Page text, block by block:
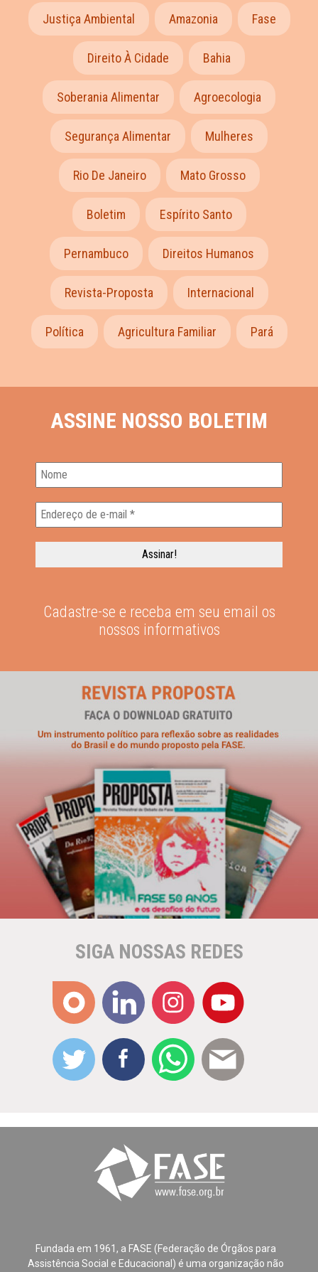
Justiça Ambiental Amazonia Fase
Direito À Cidade Bahia
Soberania Alimentar Agroecologia
Segurança Alimentar Mulheres
Rio De Janeiro Mato Grosso
Boletim Espírito Santo
Pernambuco Direitos Humanos
Revista-Proposta Internacional
Política Agricultura Familiar Pará
ASSINE NOSSO BOLETIM
Cadastre-se e receba em seu email os
nossos informativos
SIGA NOSSAS REDES
Fundada em 1961, a FASE (Federação de Órgãos para
Assistência Social e Educacional) é uma organização não